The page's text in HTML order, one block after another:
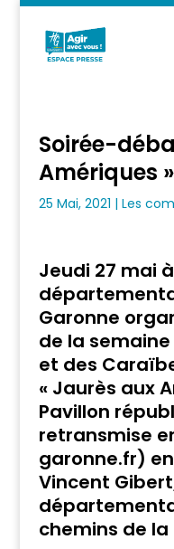
Soirée-
Amériques
25 Mai, 2021 | Les
Jeudi 27 mai
Garonne
de la
et des
« Jaurès aux
Pavillon
retransmise
garonne.fr)
Vincent
chemins de la